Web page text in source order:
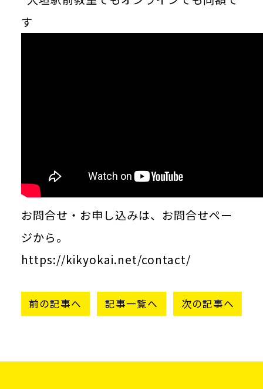
す
お問合せ・お申し込みは、お問合せペー
ジから。
https://kikyokai.net/contact/
前の記事へ 記事一覧へ 次の記事へ